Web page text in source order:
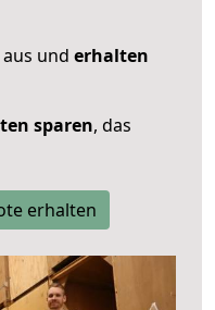
und erhalten
sparen, das
erhalten